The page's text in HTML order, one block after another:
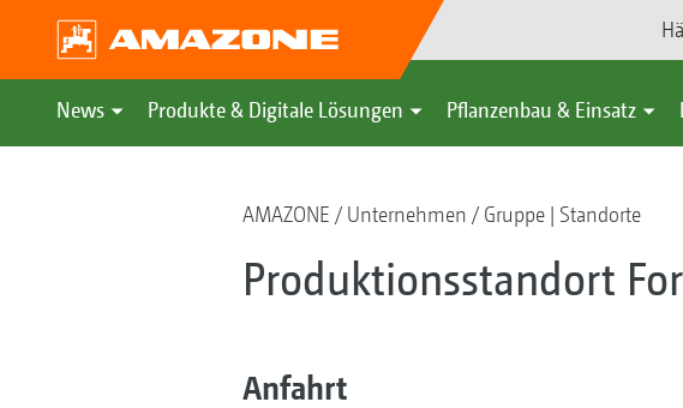
News Produkte & Digitale Lösungen Pflanzenbau & Einsatz
AMAZONE Unternehmen Gruppe | Standorte
Produktionsstandort
Anfahrt